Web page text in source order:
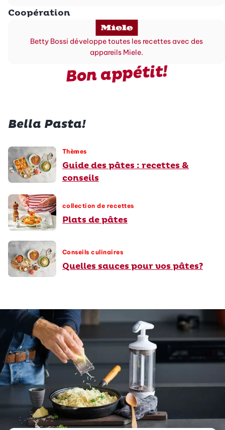
Coopération
Betty Bossi développe toutes les recettes avec des
appareils Miele.
Bon appétit!
Bella Pasta!
Thèmes
Guide des pâtes : recettes &
conseils
collection de recettes
Plats de pâtes
Conseils culinaires
Quelles sauces pour vos pâtes?